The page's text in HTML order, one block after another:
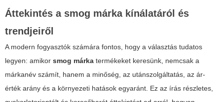
Áttekintés a smog márkakínálatáról és
trendjeiről
A modern fogyasztók számára fontos, hogy a választás tudatos
legyen: amikor smog márka termékeket keresünk, nemcsak a
márkanév számít, hanem a minőség, az utánszolgáltatás, az ár-
érték arány és a környezeti hatások egyaránt. Ez az írás részletes,